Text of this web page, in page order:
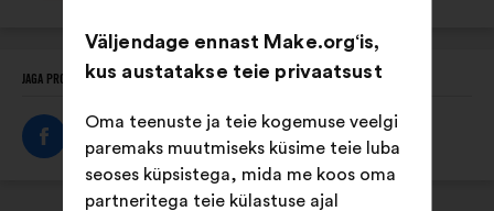
JAGA PROFIILI
Väljendage ennast Make.org‘is,
kus austatakse teie privaatsust
Oma teenuste ja teie kogemuse veelgi
paremaks muutmiseks küsime teie luba
seoses küpsistega, mida me koos oma
partneritega teie külastuse ajal